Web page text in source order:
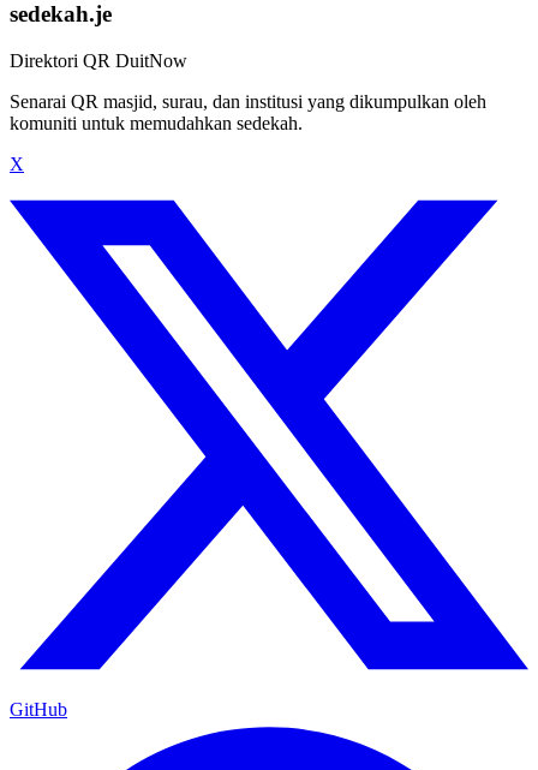
sedekah.je
Direktori QR DuitNow
Senarai QR masjid, surau, dan institusi yang dikumpulkan oleh
komuniti untuk memudahkan sedekah.
X
GitHub